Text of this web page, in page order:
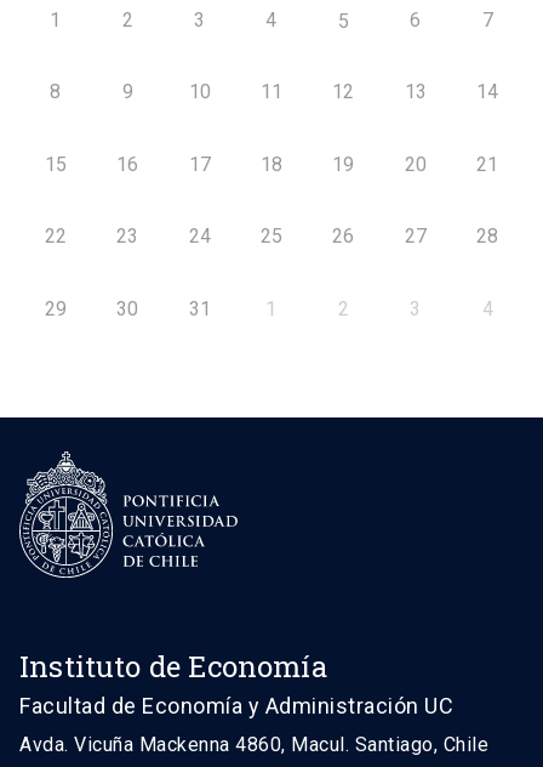
1 2 3 4 5 6 7
8 9 10 11 12 13 14
15 16 17 18 19 20 21
22 23 24 25 26 27 28
29 30 31 1 2 3 4
Instituto de Economía
Facultad de Economía y Administración UC
Avda. Vicuña Mackenna 4860, Macul. Santiago, Chile